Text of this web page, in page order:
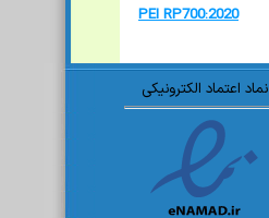
PEI RP700:2020
نماد اعتماد الکترونیکی